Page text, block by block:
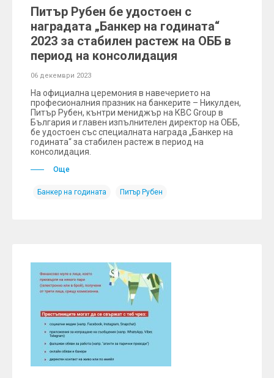
Питър Рубен бе удостоен с
наградата „Банкер на годината“
2023 за стабилен растеж на ОББ в
период на консолидация
06 декември 2023
На официална церемония в навечерието на
професионалния празник на банкерите – Никулден,
Питър Рубен, кънтри мениджър на КВС Group в
България и главен изпълнителен директор на ОББ,
бе удостоен със специалната награда „Банкер на
годината“ за стабилен растеж в период на
консолидация.
Още
Банкер на годината Питър Рубен